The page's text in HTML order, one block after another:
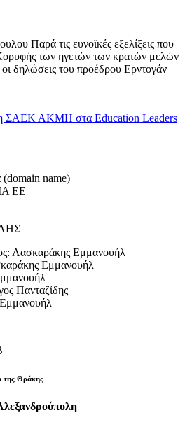
Παρά τις ευνοϊκές εξελίξεις που
των ηγετών των κρατών μελών
δηλώσεις του προέδρου Ερντογάν
τη ΣΑΕΚ ΑΚΜΗ στα Education Leaders
(domain name)
ΕΕ
Λασκαράκης Εμμανουήλ
Εμμανουήλ
Πανταζίδης
Εμμανουήλ
Θράκης